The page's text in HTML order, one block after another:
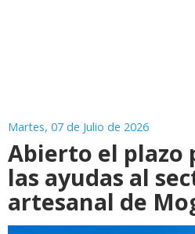
Martes, 07 de Julio de 2026
Abierto el plazo
las ayudas al
artesanal de